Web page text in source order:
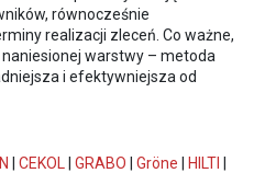
równocześnie
realizacji zleceń. Co ważne,
warstwy – metoda
i efektywniejsza od
CEKOL GRABO Gröne HILTI